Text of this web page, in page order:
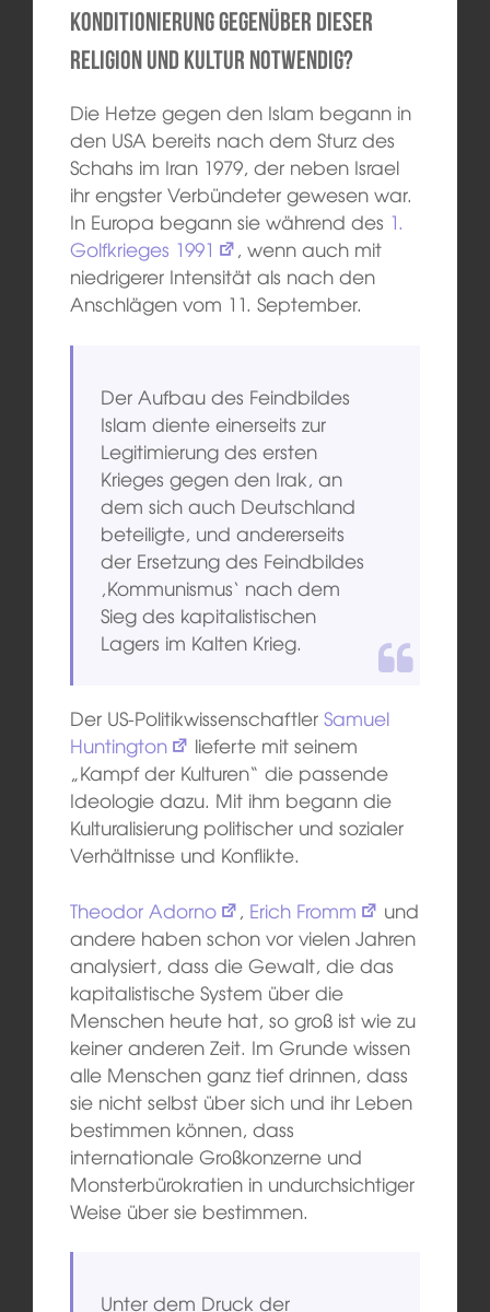
Konditionierung gegenüber dieser
Religion und Kultur notwendig?
Die Hetze gegen den Islam begann in
den USA bereits nach dem Sturz des
Schahs im Iran 1979, der neben Israel
ihr engster Verbündeter gewesen war.
In Europa begann sie während des 1.
Golfkrieges 1991
, wenn auch mit
niedrigerer Intensität als nach den
Anschlägen vom 11. September.
Der Aufbau des Feindbildes
Islam diente einerseits zur
Legitimierung des ersten
Krieges gegen den Irak, an
dem sich auch Deutschland
beteiligte, und andererseits
der Ersetzung des Feindbildes
‚Kommunismus‘ nach dem
Sieg des kapitalistischen
Lagers im Kalten Krieg.
Der US-Politikwissenschaftler Samuel
Huntington
lieferte mit seinem
„Kampf der Kulturen“ die passende
Ideologie dazu. Mit ihm begann die
Kulturalisierung politischer und sozialer
Verhältnisse und Konflikte.
Theodor Adorno , Erich Fromm
und
andere haben schon vor vielen Jahren
analysiert, dass die Gewalt, die das
kapitalistische System über die
Menschen heute hat, so groß ist wie zu
keiner anderen Zeit. Im Grunde wissen
alle Menschen ganz tief drinnen, dass
sie nicht selbst über sich und ihr Leben
bestimmen können, dass
internationale Großkonzerne und
Monsterbürokratien in undurchsichtiger
Weise über sie bestimmen.
Unter dem Druck der